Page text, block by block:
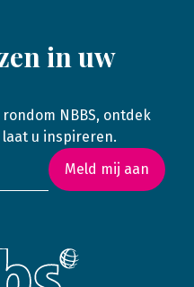
in uw
NBBS, ontdek
u inspireren.
Meld mij aan